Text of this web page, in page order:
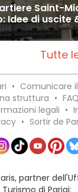
Saint-
Idee di uscite
Tutte
• Comunicare
struttura •
legali •
• Sortir de
partner